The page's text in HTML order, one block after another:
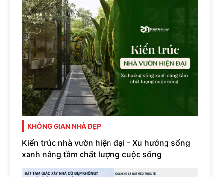
KHÔNG GIAN NHÀ ĐẸP
Kiến trúc nhà vườn hiện đại - Xu hướng sống
xanh nâng tầm chất lượng cuộc sống